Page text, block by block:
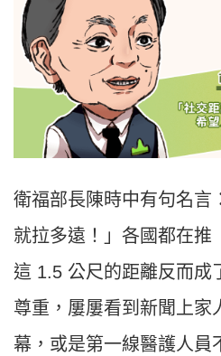
衛福部長陳時中有句名言
就拉多遠！」各國都在推
這 1.5 公尺的距離反而成
尊重，屢屢看到新聞上家
幕，或是第一線醫護人員